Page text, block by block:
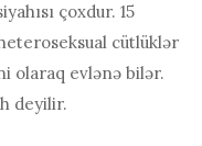
çoxdur. 15
cütlüklər
olaraq evlənə bilər.
deyilir.